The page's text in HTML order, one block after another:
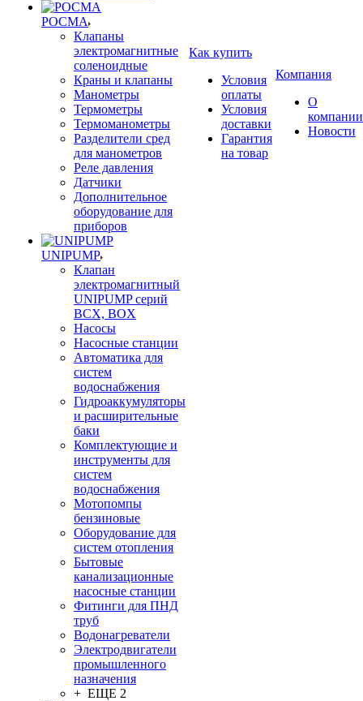
РОСМА
Клапаны
электромагнитные
соленоидные
Краны и клапаны
Манометры
Термометры
Термоманометры
Разделители сред
для манометров
Реле давления
Датчики
Дополнительное
оборудование для
приборов
UNIPUMP
Клапан
электромагнитный
UNIPUMP серий
BCX, BOX
Насосы
Насосные станции
Автоматика для
систем
водоснабжения
Гидроаккумуляторы
и расширительные
баки
Комплектующие и
инструменты для
систем
водоснабжения
Мотопомпы
бензиновые
Оборудование для
систем отопления
Бытовые
канализационные
насосные станции
Фитинги для ПНД
труб
Водонагреватели
Электродвигатели
промышленного
назначения
+ ЕЩЕ 2
Как купить
Условия
оплаты
Условия
доставки
Гарантия
на товар
Компания
О
компании
Новости